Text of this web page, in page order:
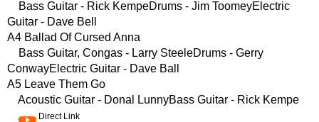
Bass Guitar - Rick KempeDrums - Jim ToomeyElectric
Guitar - Dave Bell
A4 Ballad Of Cursed Anna
Bass Guitar, Congas - Larry SteeleDrums - Gerry
ConwayElectric Guitar - Dave Ball
A5 Leave Them Go
Acoustic Guitar - Donal LunnyBass Guitar - Rick Kempe
Direct Link